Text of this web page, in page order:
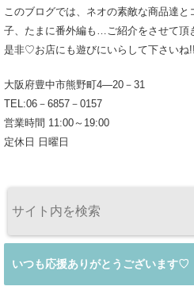
このブログでは、ネオの素敵な商品達
子、たまに番外編も…ご紹介をさせて頂
是非♡お店にも遊びにいらして下さいね!!
大阪府豊中市熊野町4―20－31
TEL:06－6857－0157
営業時間 11:00～19:00
定休日 日曜日
いつも応援ありがとうございます♡